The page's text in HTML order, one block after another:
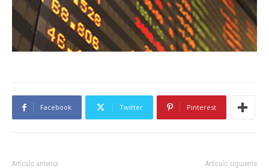
Facebook Twitter Pinterest
Artículo anterior Artículo siguiente